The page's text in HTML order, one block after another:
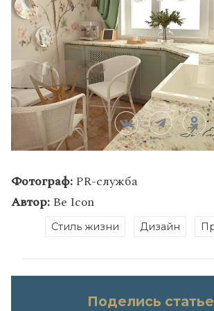
Фотограф:PR-служба
Автор:Be Icon
Стиль жизни Дизайн
Поделись